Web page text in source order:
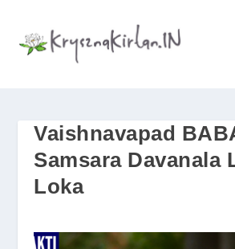
Vaishnavapad
Samsara Davanala
Loka